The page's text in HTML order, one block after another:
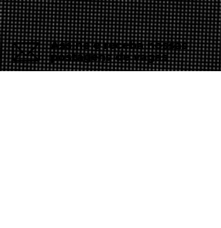
Assine e receba nossas
postagens de vagas